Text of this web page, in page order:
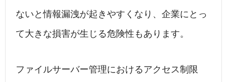
ないと情報漏洩が起きやすくなり、企業にとっ
て大きな損害が生じる危険性もあります。
ファイルサーバー管理におけるアクセス制限